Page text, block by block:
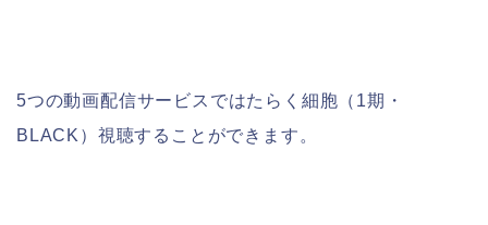
5つの動画配信サービスではたらく細胞（1期・
BLACK）視聴することができます。